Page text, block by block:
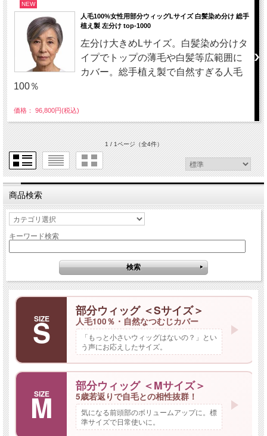
NEW
人毛100%女性用部分ウィッグLサイズ 白髪染め分け 総手
植え製 左分け top-1000
左分け大きめLサイズ。白髪染め分けタ
イプでトップの薄毛や白髪等広範囲に
カバー。総手植え製で自然すぎる人毛
100％
価格： 96,800円(税込)
1 / 1ページ（全4件）
商品検索
キーワード検索
SIZE
S
部分ウィッグ ＜Sサイズ＞
人毛100％・自然なつむじカバー
「もっと小さいウィッグはないの？」とい
う声にお応えしたサイズ。
SIZE
M
部分ウィッグ ＜Mサイズ＞
5歳若返りで自毛との相性抜群！
気になる前頭部のボリュームアップに。標
準サイズで日常使いに。